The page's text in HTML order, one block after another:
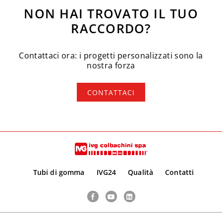
NON HAI TROVATO IL TUO
RACCORDO?
Contattaci ora: i progetti personalizzati sono la
nostra forza
CONTATTACI
Tubi di gomma IVG24 Qualità Contatti
FacebookYouTubeLinkedIn